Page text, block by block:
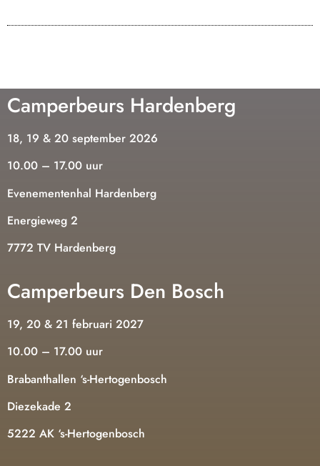
Camperbeurs Hardenberg
18, 19 & 20 september 2026
10.00 – 17.00 uur
Evenementenhal Hardenberg
Energieweg 2
7772 TV Hardenberg
Camperbeurs Den Bosch
19, 20 & 21 februari 2027
10.00 – 17.00 uur
Brabanthallen ‘s-Hertogenbosch
Diezekade 2
5222 AK ‘s-Hertogenbosch